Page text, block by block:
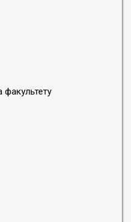
факультету